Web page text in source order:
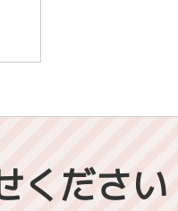
ください